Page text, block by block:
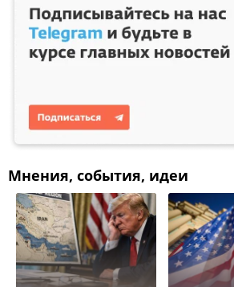
Мнения, события, идеи